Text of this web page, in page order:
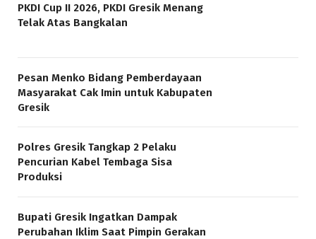
PKDI Cup II 2026, PKDI Gresik Menang
Telak Atas Bangkalan
Pesan Menko Bidang Pemberdayaan
Masyarakat Cak Imin untuk Kabupaten
Gresik
Polres Gresik Tangkap 2 Pelaku
Pencurian Kabel Tembaga Sisa
Produksi
Bupati Gresik Ingatkan Dampak
Perubahan Iklim Saat Pimpin Gerakan